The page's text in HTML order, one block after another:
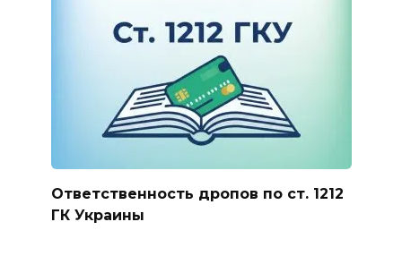
Ответственность дропов по ст. 1212
ГК Украины